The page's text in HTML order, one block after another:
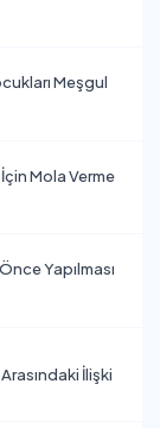
Meşgul
Mola Verme
Yapılması
İlişki